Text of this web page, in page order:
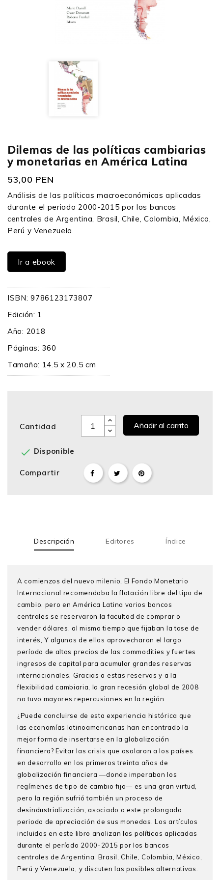
Dilemas de las políticas cambiarias
y monetarias en América Latina
53,00 PEN
Análisis de las políticas macroeconómicas aplicadas
durante el periodo 2000-2015 por los bancos
centrales de Argentina, Brasil, Chile, Colombia, México,
Perú y Venezuela.
Ir a ebook
ISBN: 9786123173807
Edición: 1
Año: 2018
Páginas: 360
Tamaño: 14.5 x 20.5 cm
Cantidad Añadir al carrito
 Disponible
Compartir
Descripción Editores Índice
A comienzos del nuevo milenio, El Fondo Monetario
Internacional recomendaba la flotación libre del tipo de
cambio, pero en América Latina varios bancos
centrales se reservaron la facultad de comprar o
vender dólares, al mismo tiempo que fijaban la tase de
interés, Y algunos de ellos aprovecharon el largo
período de altos precios de las commodities y fuertes
ingresos de capital para acumular grandes reservas
internacionales. Gracias a estas reservas y a la
flexibilidad cambiaria, la gran recesión global de 2008
no tuvo mayores repercusiones en la región.
¿Puede concluirse de esta experiencia histórica que
las economías latinoamericanas han encontrado la
mejor forma de insertarse en la globalización
financiera? Evitar las crisis que asolaron a los países
en desarrollo en los primeros treinta años de
globalización financiera —donde imperaban los
regímenes de tipo de cambio fijo— es una gran virtud,
pero la región sufrió también un proceso de
desindustrialización, asociado a este prolongado
periodo de apreciación de sus monedas. Los artículos
incluidos en este libro analizan las políticas aplicadas
durante el período 2000-2015 por los bancos
centrales de Argentina, Brasil, Chile, Colombia, México,
Perú y Venezuela, y discuten las posibles alternativas.